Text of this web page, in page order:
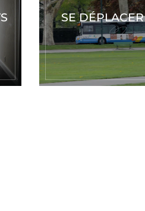
SE DÉPLACER